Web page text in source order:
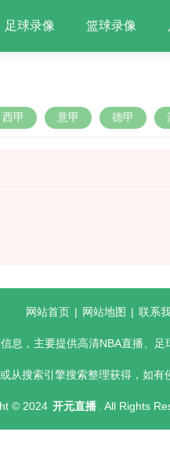
足球录像 篮球录像
西甲 意甲 德甲
网站首页 | 网站地图 | 联系
息，主要提供高清NBA直播、
从搜索引擎搜索整理获得，如有
© 2024 开元直播 . All Rights